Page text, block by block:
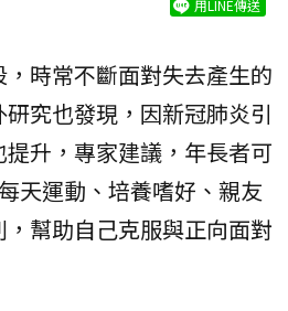
用LINE傳送
時常不斷面對失去產生的
研究也發現，因新冠肺炎引
升，專家建議，年長者可
天運動、培養嗜好、親友
幫助自己克服與正向面對